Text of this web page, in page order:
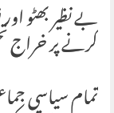
بے نظیر بھٹو
کرنے پر خراج
تمام سیاسی